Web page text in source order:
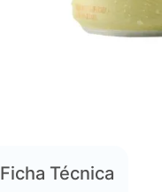
Ficha Técnica